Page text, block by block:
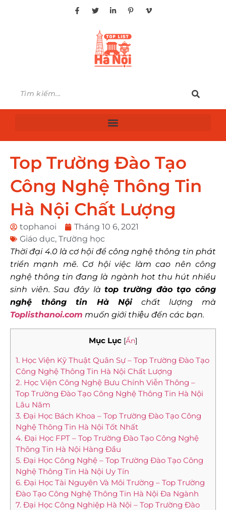
Top Trường Đào Tạo
Công Nghệ Thông Tin
Hà Nội Chất Lượng
tophanoi
Tháng 10 6, 2021
Giáo dục, Trường học
Thời đại 4.0 là cơ hội để công nghệ thông tin phát
triển mạnh mẽ. Cơ hội việc làm cao nên công
nghệ thông tin đang là ngành hot thu hút nhiều
sinh viên. Sau đây làtop trường đào tạo công
nghệ thông tin Hà Nộichất lượng mà
Toplisthanoi.com muốn giới thiệu đến các bạn.
Mục Lục [Ẩn]
1. Học Viện Kỹ Thuật Quân Sự – Top Trường Đào Tạo
Công Nghệ Thông Tin Hà Nội Chất Lượng
2. Học Viện Công Nghệ Bưu Chính Viễn Thông –
Top Trường Đào Tạo Công Nghệ Thông Tin Hà Nội
Lâu Năm
3. Đại Học Bách Khoa – Top Trường Đào Tạo Công
Nghệ Thông Tin Hà Nội Tốt Nhất
4. Đại Học FPT – Top Trường Đào Tạo Công Nghệ
Thông Tin Hà Nội Hàng Đầu
5. Đại Học Công Nghệ – Top Trường Đào Tạo Công
Nghệ Thông Tin Hà Nội Uy Tín
6. Đại Học Tài Nguyên Và Môi Trường – Top Trường
Đào Tạo Công Nghệ Thông Tin Hà Nội Đa Ngành
7. Đại Học Công Nghiệp Hà Nội – Top Trường Đào